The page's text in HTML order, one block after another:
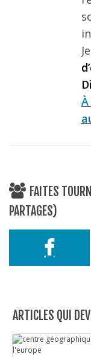
FAITES
PARTAGES)
ARTICLES QUI